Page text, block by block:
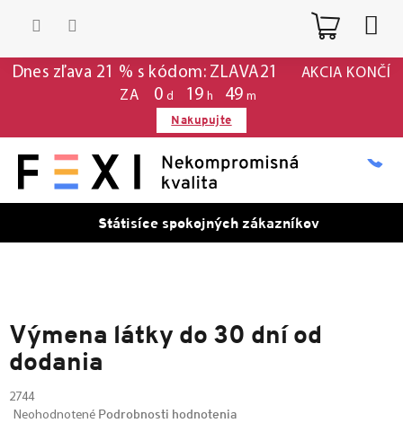
Dnes zľava 21 % s kódom: ZLAVA21
AKCIA KONČÍ
ZA
0 d 19 h 49 m
Nakupujte
Státisíce spokojných zákazníkov
Výmena látky do 30 dní od
dodania
2744
Neohodnotené Podrobnosti hodnotenia